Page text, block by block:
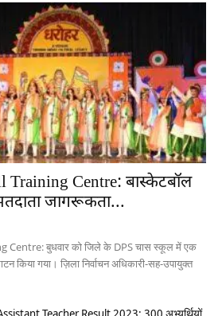
Training Centre: बास्केटबॉल
जागरूकता...
Centre: बुधवार को जिले के DPS चास स्कूल में एक
किया गया। ज़िला निर्वाचन अधिकारी-सह-उपायुक्त
Teacher Result 2023: 300 अभ्यर्थियों